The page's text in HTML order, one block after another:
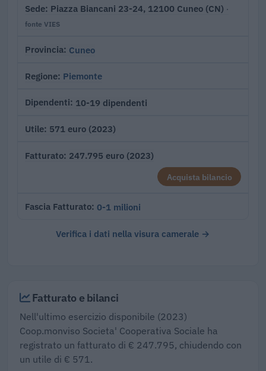
Sede Piazza Biancani 23-24, 12100 Cuneo (CN) ·
fonte VIES
Provincia Cuneo
Regione Piemonte
Dipendenti 10-19 dipendenti
Utile 571 euro (2023)
Fatturato 247.795 euro (2023)
Acquista bilancio
Fascia Fatturato 0-1 milioni
Verifica i dati nella visura camerale →
Fatturato e bilanci
Nell'ultimo esercizio disponibile (2023)
Coop.monviso Societa' Cooperativa Sociale ha
registrato un fatturato di € 247.795, chiudendo con
un utile di € 571.